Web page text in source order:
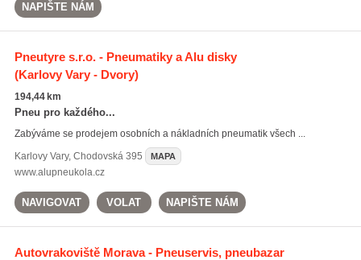
NAPIŠTE NÁM
Pneutyre s.r.o. - Pneumatiky a Alu disky
(Karlovy Vary - Dvory)
194,44 km
Pneu pro každého...
Zabýváme se prodejem osobních a nákladních pneumatik všech ...
Karlovy Vary, Chodovská 395 MAPA
www.alupneukola.cz
NAVIGOVAT VOLAT NAPIŠTE NÁM
Autovrakoviště Morava - Pneuservis, pneubazar